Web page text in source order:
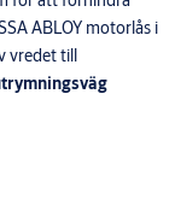
ABLOY motorlås i
vredet till